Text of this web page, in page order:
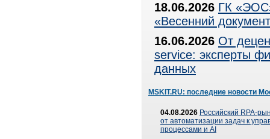
18.06.2026 ГК
«Весенний
16.06.2026 От
service: эксперты
данных
MSKIT.RU: последние новости
04.08.2026 Российский RPA-
от автоматизации задач к
процессами и AI